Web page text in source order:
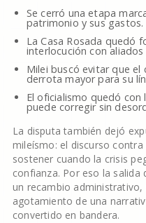
Se cerró una etapa
patrimonio y sus gastos.
La Casa Rosada quedó
interlocución con
Milei buscó evitar que el
derrota mayor para su
El oficialismo quedó
puede corregir sin
La disputa también dejó
mileísmo: el discurso contra
sostener cuando la crisis
confianza. Por eso la
un recambio
agotamiento de una
convertido en bandera.